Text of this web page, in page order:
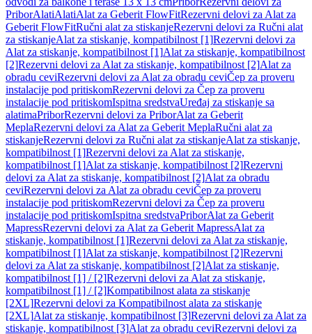
PriborAlatiAlatiAlat za Geberit FlowFitRezervni delovi za Alat za
Geberit FlowFitRučni alat za stiskanjeRezervni delovi za Ručni alat
za stiskanjeAlat za stiskanje, kompatibilnost [1]Rezervni delovi za
Alat za stiskanje, kompatibilnost [1]Alat za stiskanje, kompatibilnost
[2]Rezervni delovi za Alat za stiskanje, kompatibilnost [2]Alat za
obradu ceviRezervni delovi za Alat za obradu ceviČep za proveru
instalacije pod pritiskomRezervni delovi za Čep za proveru
instalacije pod pritiskomIspitna sredstvaUređaj za stiskanje sa
alatimaPriborRezervni delovi za PriborAlat za Geberit
MeplaRezervni delovi za Alat za Geberit MeplaRučni alat za
stiskanjeRezervni delovi za Ručni alat za stiskanjeAlat za stiskanje,
kompatibilnost [1]Rezervni delovi za Alat za stiskanje,
kompatibilnost [1]Alat za stiskanje, kompatibilnost [2]Rezervni
delovi za Alat za stiskanje, kompatibilnost [2]Alat za obradu
ceviRezervni delovi za Alat za obradu ceviČep za proveru
instalacije pod pritiskomRezervni delovi za Čep za proveru
instalacije pod pritiskomIspitna sredstvaPriborAlat za Geberit
MapressRezervni delovi za Alat za Geberit MapressAlat za
stiskanje, kompatibilnost [1]Rezervni delovi za Alat za stiskanje,
kompatibilnost [1]Alat za stiskanje, kompatibilnost [2]Rezervni
delovi za Alat za stiskanje, kompatibilnost [2]Alat za stiskanje,
kompatibilnost [1] / [2]Rezervni delovi za Alat za stiskanje,
kompatibilnost [1] / [2]Kompatibilnost alata za stiskanje
[2XL]Rezervni delovi za Kompatibilnost alata za stiskanje
[2XL]Alat za stiskanje, kompatibilnost [3]Rezervni delovi za Alat za
stiskanje, kompatibilnost [3]Alat za obradu ceviRezervni delovi za